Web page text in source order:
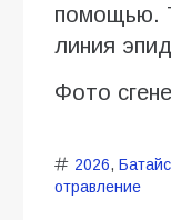
помощью.
линия
Фото
2026,
отравление